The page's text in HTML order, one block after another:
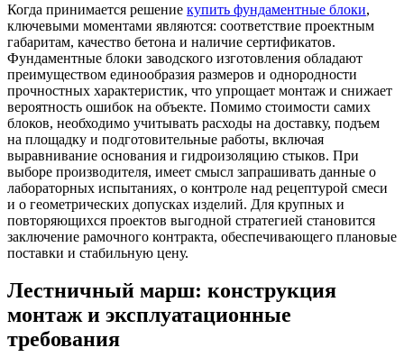
Когда принимается решение купить фундаментные блоки,
ключевыми моментами являются: соответствие проектным
габаритам, качество бетона и наличие сертификатов.
Фундаментные блоки заводского изготовления обладают
преимуществом единообразия размеров и однородности
прочностных характеристик, что упрощает монтаж и снижает
вероятность ошибок на объекте. Помимо стоимости самих
блоков, необходимо учитывать расходы на доставку, подъем
на площадку и подготовительные работы, включая
выравнивание основания и гидроизоляцию стыков. При
выборе производителя, имеет смысл запрашивать данные о
лабораторных испытаниях, о контроле над рецептурой смеси
и о геометрических допусках изделий. Для крупных и
повторяющихся проектов выгодной стратегией становится
заключение рамочного контракта, обеспечивающего плановые
поставки и стабильную цену.
Лестничный марш: конструкция
монтаж и эксплуатационные
требования